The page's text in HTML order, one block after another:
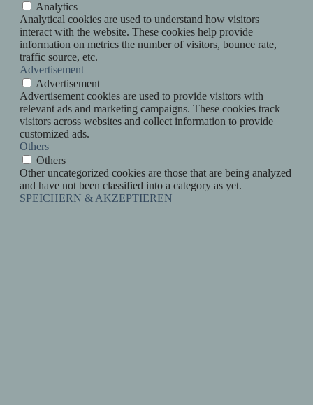
Analytics
Analytical cookies are used to understand how visitors
interact with the website. These cookies help provide
information on metrics the number of visitors, bounce rate,
traffic source, etc.
Advertisement
Advertisement
Advertisement cookies are used to provide visitors with
relevant ads and marketing campaigns. These cookies track
visitors across websites and collect information to provide
customized ads.
Others
Others
Other uncategorized cookies are those that are being analyzed
and have not been classified into a category as yet.
SPEICHERN & AKZEPTIEREN